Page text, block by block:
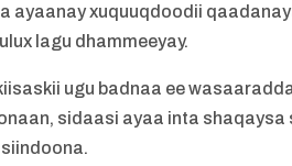
ayaanay xuquuqdoodii
lagu dhammeeyay.
ugu badnaa ee
sidaasi ayaa inta